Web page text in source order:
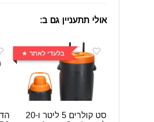
אולי תתעניין גם ב:
בלעדי לאתר
סט קולרים 5 ליטר ו-20